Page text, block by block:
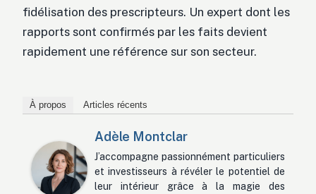
fidélisation des prescripteurs. Un expert dont les
rapports sont confirmés par les faits devient
rapidement une référence sur son secteur.
À propos Articles récents
Adèle Montclar
J’accompagne passionnément particuliers
et investisseurs à révéler le potentiel de
leur intérieur grâce à la magie des